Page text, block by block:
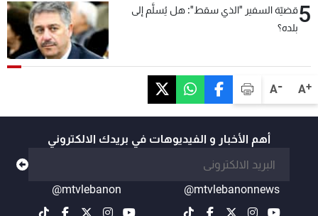
A+
A-
5قضيّة السفير "الذي سقط": هل يُسلَّم إلى
بلده؟
أهم الأخبار و الفيديوهات في بريدك الالكتروني
@mtvlebanonnews
@mtvlebanon